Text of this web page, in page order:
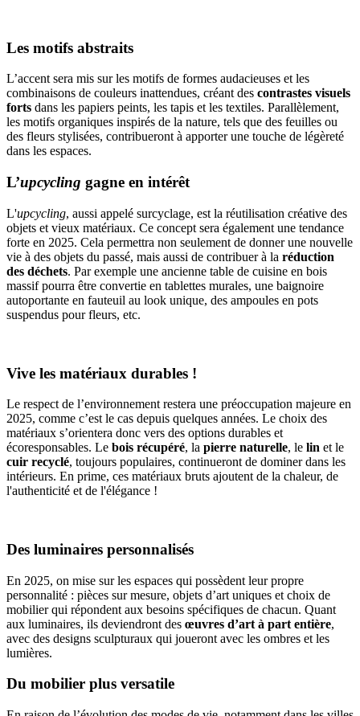
Les motifs abstraits
L’accent sera mis sur les motifs de formes audacieuses et les
combinaisons de couleurs inattendues, créant des contrastes visuels
forts dans les papiers peints, les tapis et les textiles. Parallèlement,
les motifs organiques inspirés de la nature, tels que des feuilles ou
des fleurs stylisées, contribueront à apporter une touche de légèreté
dans les espaces.
L’upcycling gagne en intérêt
L'upcycling, aussi appelé surcyclage, est la réutilisation créative des
objets et vieux matériaux. Ce concept sera également une tendance
forte en 2025. Cela permettra non seulement de donner une nouvelle
vie à des objets du passé, mais aussi de contribuer à la réduction
des déchets. Par exemple une ancienne table de cuisine en bois
massif pourra être convertie en tablettes murales, une baignoire
autoportante en fauteuil au look unique, des ampoules en pots
suspendus pour fleurs, etc.
Vive les matériaux durables !
Le respect de l’environnement restera une préoccupation majeure en
2025, comme c’est le cas depuis quelques années. Le choix des
matériaux s’orientera donc vers des options durables et
écoresponsables. Le bois récupéré, la pierre naturelle, le lin et le
cuir recyclé, toujours populaires, continueront de dominer dans les
intérieurs. En prime, ces matériaux bruts ajoutent de la chaleur, de
l'authenticité et de l'élégance !
Des luminaires personnalisés
En 2025, on mise sur les espaces qui possèdent leur propre
personnalité : pièces sur mesure, objets d’art uniques et choix de
mobilier qui répondent aux besoins spécifiques de chacun. Quant
aux luminaires, ils deviendront des œuvres d’art à part entière,
avec des designs sculpturaux qui joueront avec les ombres et les
lumières.
Du mobilier plus versatile